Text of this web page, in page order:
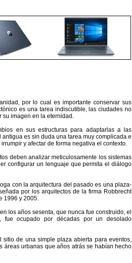
por lo cual es importante conservar sus
es una tarea indiscutible, las ciudades no
su imagen en la eternidad.
en sus estructuras para adaptarlas a las
es sin duda una tarea muy complicada e
y afectar de forma negativa el contexto.
deben analizar meticulosamente los sistemas
configurar un lenguaje que permita el diálogo
con la arquitectura del pasado es una plaza-
por los arquitectos de la firma Robbrecht
1996 y 2005.
los años sesenta, que nunca fue construido, el
fue ocupado por décadas por un desolado
de una simple plaza abierta para eventos,
áreas urbanas que años atrás se habían hecho